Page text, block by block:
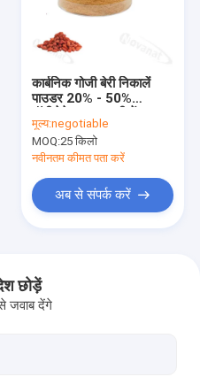
कार्बनिक गोजी बेरी निकालें
पाउडर 20% - 50%
घुलनशील / स्वच्छ लेबल
मूल्य:negotiable
MOQ:25 किलो
नवीनतम कीमत पता करें
अब से संपर्क करें
छोड़ें
जवाब देंगे